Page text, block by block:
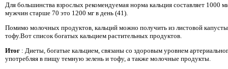
Для большинства взрослых рекомендуемая норма кальция составляет
мужчин старше 70 это 1200 мг в день (41).
Помимо молочных продуктов, кальций можно получить из листовой
тофу.Вот список богатых кальцием растительных продуктов.
Итог : Диеты, богатые кальцием, связаны со здоровым уровнем
употребляя в пищу темную зелень и тофу, а также молочные продукты.